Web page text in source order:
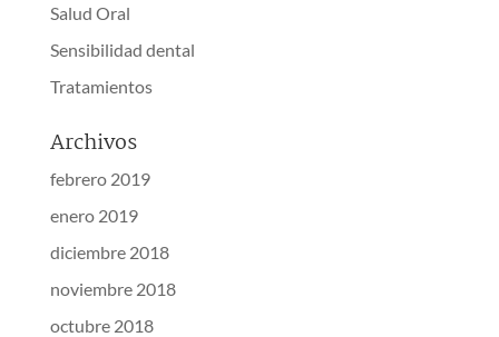
Salud Oral
Sensibilidad dental
Tratamientos
Archivos
febrero 2019
enero 2019
diciembre 2018
noviembre 2018
octubre 2018